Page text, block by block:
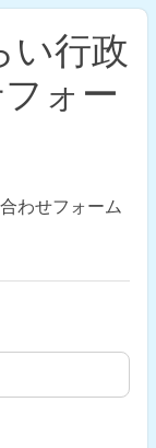
い行政
ォー
わせフォーム